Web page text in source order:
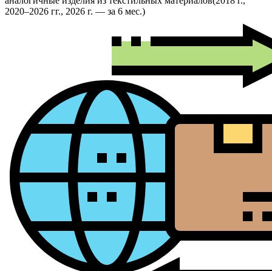
2020–2026 гг., 2026 г. — за 6 мес.)